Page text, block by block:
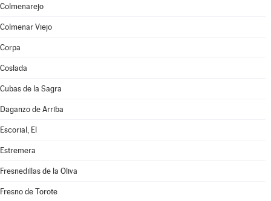
Colmenarejo
Colmenar Viejo
Corpa
Coslada
Cubas de la Sagra
Daganzo de Arriba
Escorial, El
Estremera
Fresnedillas de la Oliva
Fresno de Torote